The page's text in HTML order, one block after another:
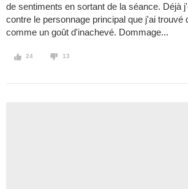
de sentiments en sortant de la séance. Déjà
contre le personnage principal que j'ai trouvé
comme un goût d'inachevé. Dommage...
24 13